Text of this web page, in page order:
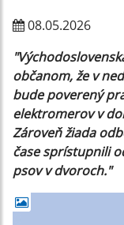
08.05.2026
občanom, že v
bude poverený
elektromerov v
Zároveň žiada
čase sprístupnili
psov v dvoroch."